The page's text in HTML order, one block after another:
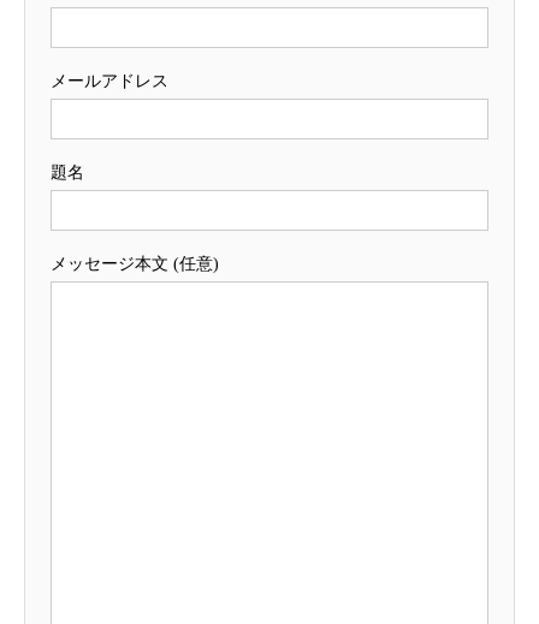
メールアドレス
題名
メッセージ本文 (任意)